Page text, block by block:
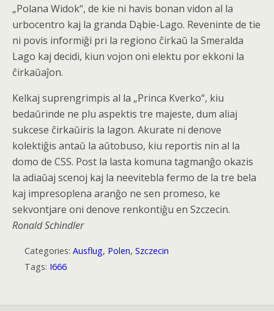
„Polana Widok“, de kie ni havis bonan vidon al la
urbocentro kaj la granda Dąbie-Lago. Reveninte de tie
ni povis informiĝi pri la regiono ĉirkaŭ la Smeralda
Lago kaj decidi, kiun vojon oni elektu por ekkoni la
ĉirkaŭaĵon.
Kelkaj suprengrimpis al la „Princa Kverko“, kiu
bedaŭrinde ne plu aspektis tre majeste, dum aliaj
sukcese ĉirkaŭiris la lagon. Akurate ni denove
kolektiĝis antaŭ la aŭtobuso, kiu reportis nin al la
domo de CSS. Post la lasta komuna tagmanĝo okazis
la adiaŭaj scenoj kaj la neevitebla fermo de la tre bela
kaj impresoplena aranĝo ne sen promeso, ke
sekvontjare oni denove renkontiĝu en Szczecin.
Ronald Schindler
Categories: Ausflug, Polen, Szczecin
Tags: I666